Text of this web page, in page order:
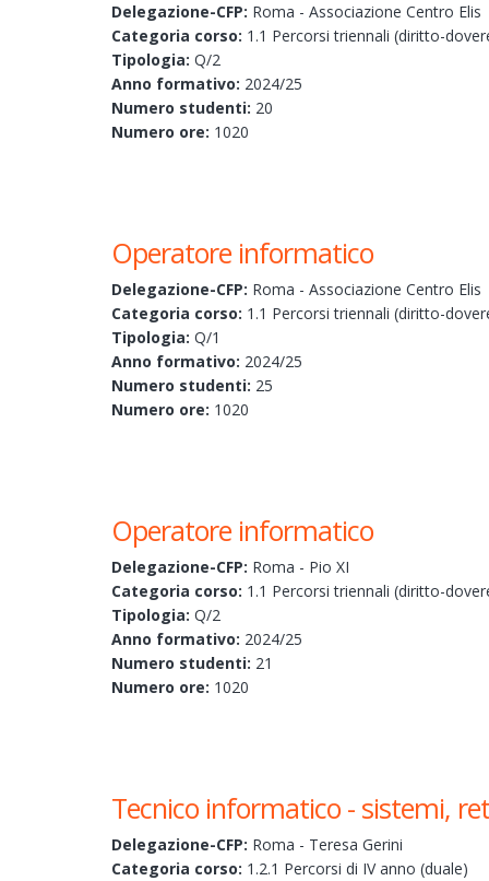
Delegazione-CFP: Roma - Associazione Centro Elis
Categoria corso: 1.1 Percorsi triennali (diritto-
Tipologia: Q/2
Anno formativo: 2024/25
Numero studenti: 20
Numero ore: 1020
Operatore informatico
Delegazione-CFP: Roma - Associazione Centro Elis
Categoria corso: 1.1 Percorsi triennali (diritto-
Tipologia: Q/1
Anno formativo: 2024/25
Numero studenti: 25
Numero ore: 1020
Operatore informatico
Delegazione-CFP: Roma - Pio XI
Categoria corso: 1.1 Percorsi triennali (diritto-
Tipologia: Q/2
Anno formativo: 2024/25
Numero studenti: 21
Numero ore: 1020
Tecnico informatico - sistemi,
Delegazione-CFP: Roma - Teresa Gerini
Categoria corso: 1.2.1 Percorsi di IV anno (duale)